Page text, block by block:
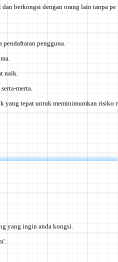
berkongsi dengan orang lain tanpa pe
pengguna.
naik.
merta.
yang tepat untuk meminimumkan risiko r
yang ingin anda kongsi.